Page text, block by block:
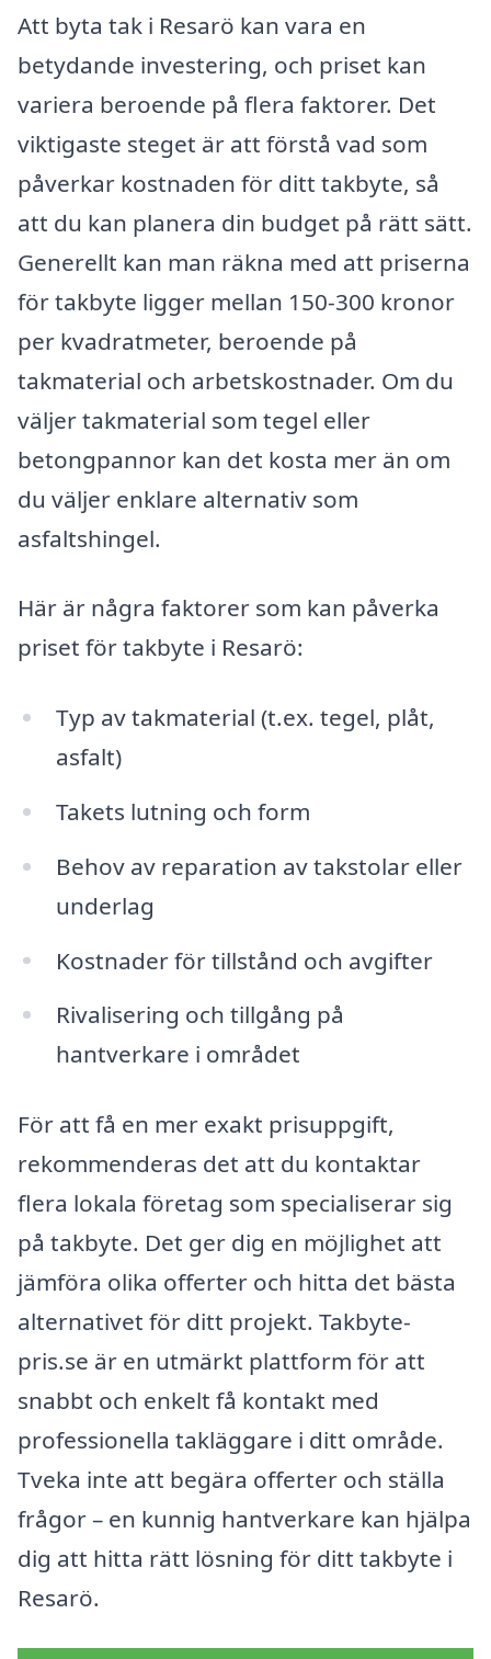
Att byta tak i Resarö kan vara en
betydande investering, och priset kan
variera beroende på flera faktorer. Det
viktigaste steget är att förstå vad som
påverkar kostnaden för ditt takbyte, så
att du kan planera din budget på rätt sätt.
Generellt kan man räkna med att priserna
för takbyte ligger mellan 150-300 kronor
per kvadratmeter, beroende på
takmaterial och arbetskostnader. Om du
väljer takmaterial som tegel eller
betongpannor kan det kosta mer än om
du väljer enklare alternativ som
asfaltshingel.
Här är några faktorer som kan påverka
priset för takbyte i Resarö:
Typ av takmaterial (t.ex. tegel, plåt,
asfalt)
Takets lutning och form
Behov av reparation av takstolar eller
underlag
Kostnader för tillstånd och avgifter
Rivalisering och tillgång på
hantverkare i området
För att få en mer exakt prisuppgift,
rekommenderas det att du kontaktar
flera lokala företag som specialiserar sig
på takbyte. Det ger dig en möjlighet att
jämföra olika offerter och hitta det bästa
alternativet för ditt projekt. Takbyte-
pris.se är en utmärkt plattform för att
snabbt och enkelt få kontakt med
professionella takläggare i ditt område.
Tveka inte att begära offerter och ställa
frågor – en kunnig hantverkare kan hjälpa
dig att hitta rätt lösning för ditt takbyte i
Resarö.